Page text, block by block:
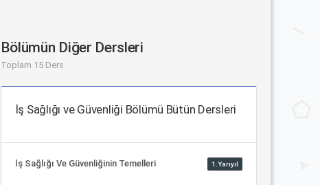
Bölümün Diğer Dersleri
Toplam 15 Ders
İş Sağlığı ve Güvenliği Bölümü Bütün Dersleri
İş Sağlığı Ve Güvenliğinin Temelleri 1.Yarıyıl